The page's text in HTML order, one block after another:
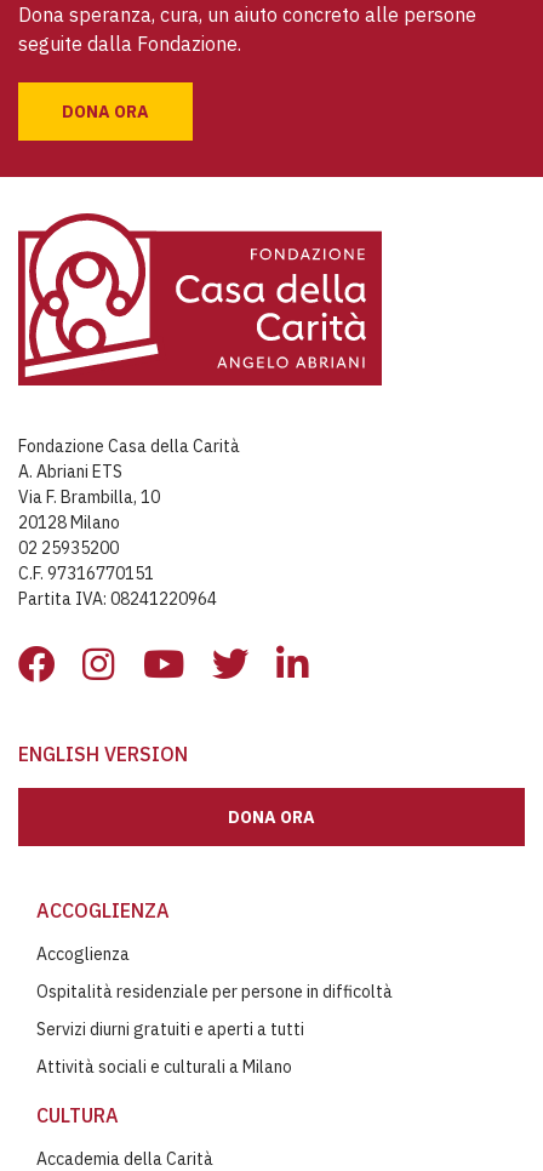
Dona speranza, cura, un aiuto concreto alle persone
seguite dalla Fondazione.
DONA ORA
Fondazione Casa della Carità
A. Abriani ETS
Via F. Brambilla, 10
20128 Milano
02 25935200
C.F. 97316770151
Partita IVA: 08241220964
ENGLISH VERSION
DONA ORA
ACCOGLIENZA
Accoglienza
Ospitalità residenziale per persone in difficoltà
Servizi diurni gratuiti e aperti a tutti
Attività sociali e culturali a Milano
CULTURA
Accademia della Carità